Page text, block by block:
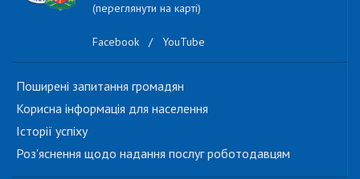
(переглянути на карті)
Facebook / YouTube
Поширені запитання громадян
Корисна інформація для населення
Історії успіху
Роз'яснення щодо надання послуг роботодавцям